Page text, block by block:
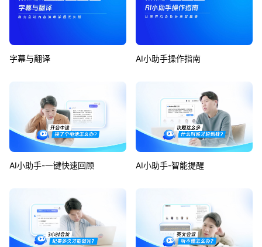
字幕与翻译 AI小助手操作指南
AI小助手-一键快速回顾 AI小助手-智能提醒